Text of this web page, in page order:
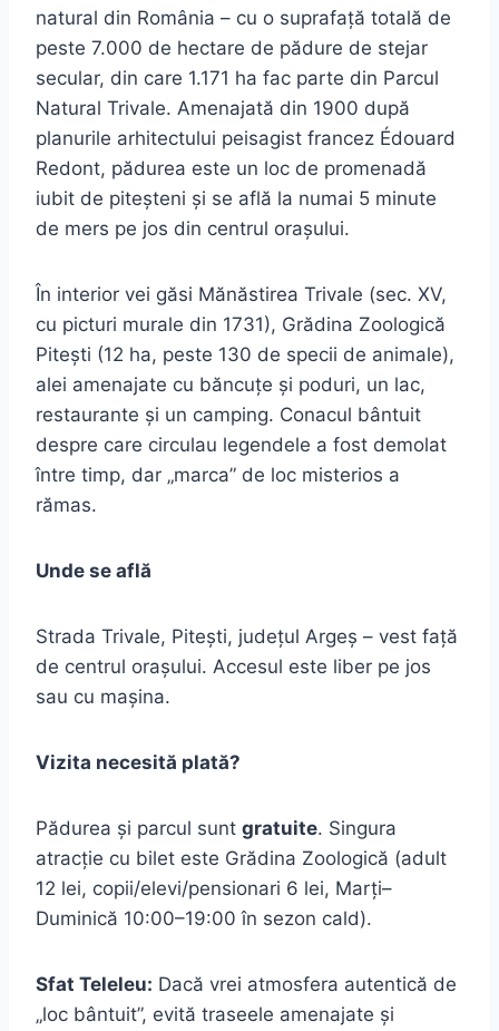
natural din România – cu o suprafață totală de
peste 7.000 de hectare de pădure de stejar
secular, din care 1.171 ha fac parte din Parcul
Natural Trivale. Amenajată din 1900 după
planurile arhitectului peisagist francez Édouard
Redont, pădurea este un loc de promenadă
iubit de piteșteni și se află la numai 5 minute
de mers pe jos din centrul orașului.
În interior vei găsi Mănăstirea Trivale (sec. XV,
cu picturi murale din 1731), Grădina Zoologică
Pitești (12 ha, peste 130 de specii de animale),
alei amenajate cu băncuțe și poduri, un lac,
restaurante și un camping. Conacul bântuit
despre care circulau legendele a fost demolat
între timp, dar „marca” de loc misterios a
rămas.
Unde se află
Strada Trivale, Pitești, județul Argeș – vest față
de centrul orașului. Accesul este liber pe jos
sau cu mașina.
Vizita necesită plată?
Pădurea și parcul sunt gratuite. Singura
atracție cu bilet este Grădina Zoologică (adult
12 lei, copii/elevi/pensionari 6 lei, Marți–
Duminică 10:00–19:00 în sezon cald).
Sfat Teleleu: Dacă vrei atmosfera autentică de
„loc bântuit”, evită traseele amenajate și